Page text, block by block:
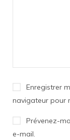
Enregistrer
navigateur pour
Prévenez-
e-mail.